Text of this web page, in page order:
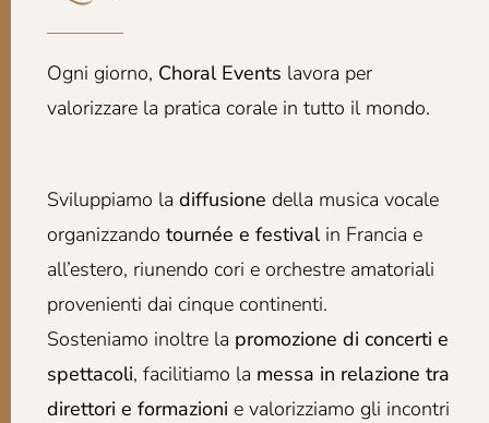
Ogni giorno, Choral Events lavora per
valorizzare la pratica corale in tutto il mondo.
Sviluppiamo ladiffusione della musica vocale
organizzandotournée e festivalin Francia e
all’estero, riunendo cori e orchestre amatoriali
provenienti dai cinque continenti.
Sosteniamo inoltre la promozione di concerti e
spettacoli, facilitiamo la messa in relazione tra
direttori e formazioni e valorizziamo gli incontri